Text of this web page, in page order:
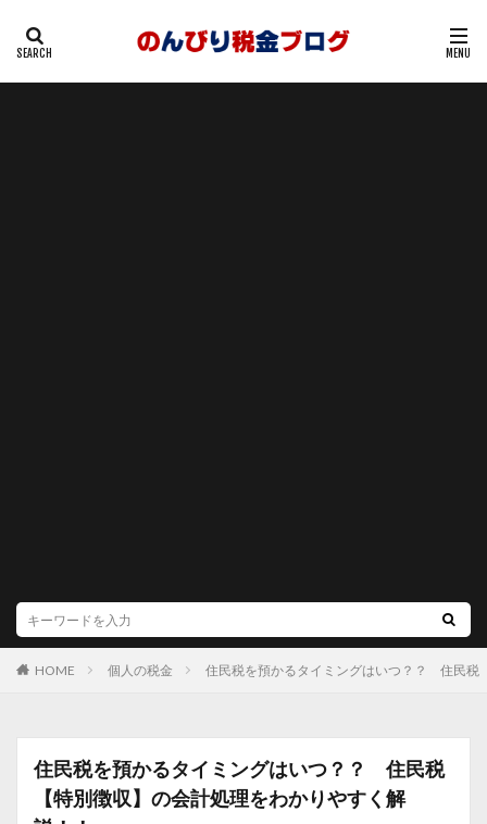
HOME 個人の税金 住民税を預かるタイミングはいつ？？ 住民税
住民税を預かるタイミングはいつ？？ 住民税
【特別徴収】の会計処理をわかりやすく解